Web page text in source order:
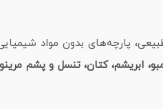
پارچه‌های بدون مواد
ابریشم، کتان، تنسل و پشم مرینو